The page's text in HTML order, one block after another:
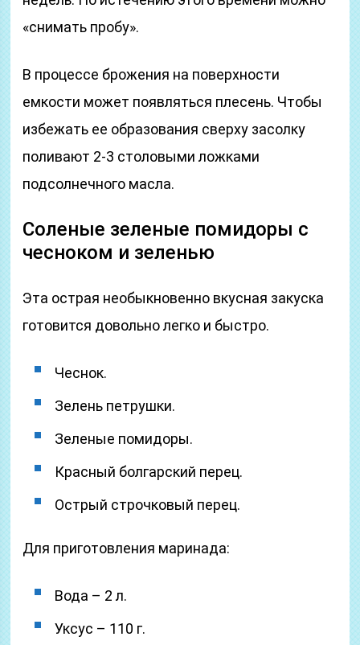
«снимать пробу».
В процессе брожения на поверхности
емкости может появляться плесень. Чтобы
избежать ее образования сверху засолку
поливают 2-3 столовыми ложками
подсолнечного масла.
Соленые зеленые помидоры с
чесноком и зеленью
Эта острая необыкновенно вкусная закуска
готовится довольно легко и быстро.
Чеснок.
Зелень петрушки.
Зеленые помидоры.
Красный болгарский перец.
Острый строчковый перец.
Для приготовления маринада:
Вода – 2 л.
Уксус – 110 г.